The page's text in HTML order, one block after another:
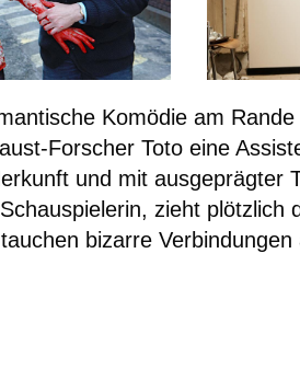
Komödie am
Forscher Toto eine
und mit ausgeprägter
zieht plötzlich
bizarre Verbindungen